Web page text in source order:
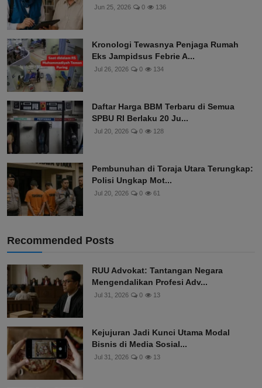
Jun 25, 2026 0 136
Kronologi Tewasnya Penjaga Rumah
Eks Jampidsus Febrie A...
Jul 26, 2026 0 134
Daftar Harga BBM Terbaru di Semua
SPBU RI Berlaku 20 Ju...
Jul 20, 2026 0 128
Pembunuhan di Toraja Utara Terungkap:
Polisi Ungkap Mot...
Jul 20, 2026 0 61
Recommended Posts
RUU Advokat: Tantangan Negara
Mengendalikan Profesi Adv...
Jul 31, 2026 0 13
Kejujuran Jadi Kunci Utama Modal
Bisnis di Media Sosial...
Jul 31, 2026 0 13